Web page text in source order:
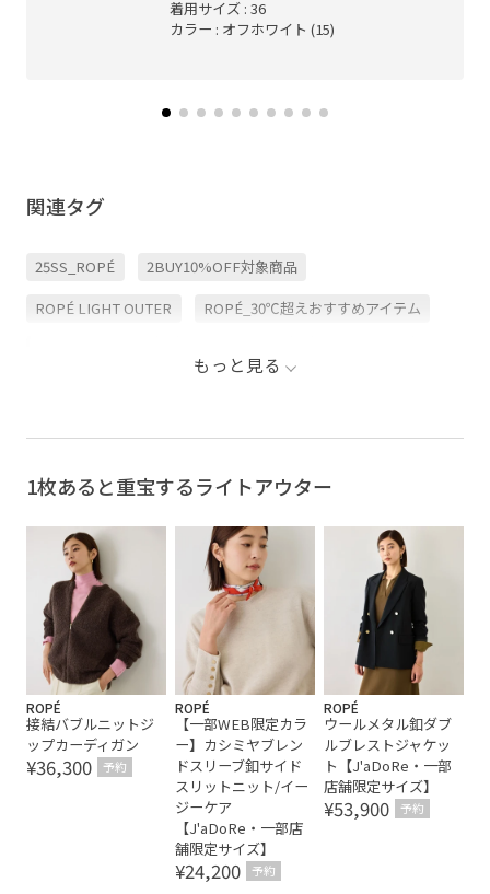
着用サイズ : 36
カラー : オフホワイト (15)
関連タグ
25SS_ROPÉ 2BUY10%OFF対象商品
ROPÉ LIGHT OUTER ROPÉ_30℃超えおすすめアイテム
お気に入り登録急増中 きれいめ きれいめカジュアル
オンにもオフにも オールインワン
リネット対象 ワンピース 合わせやすい 清涼感
薄手 透け感
もっと見る
1枚あると重宝するライトアウター
ROPÉ
接結バブルニットジ
ップカーディガン
¥36,300 予約
ROPÉ
【一部WEB限定カラ
ー】カシミヤブレン
ドスリーブ釦サイド
スリットニット/イー
ジーケア
【J'aDoRe・一部店
舗限定サイズ】
¥24,200 予約
ROPÉ
ウールメタル釦ダブ
ルブレストジャケッ
ト【J'aDoRe・一部
店舗限定サイズ】
¥53,900 予約